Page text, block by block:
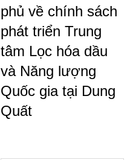
phủ về chính sách
phát triển Trung
tâm Lọc hóa dầu
và Năng lượng
Quốc gia tại Dung
Quất